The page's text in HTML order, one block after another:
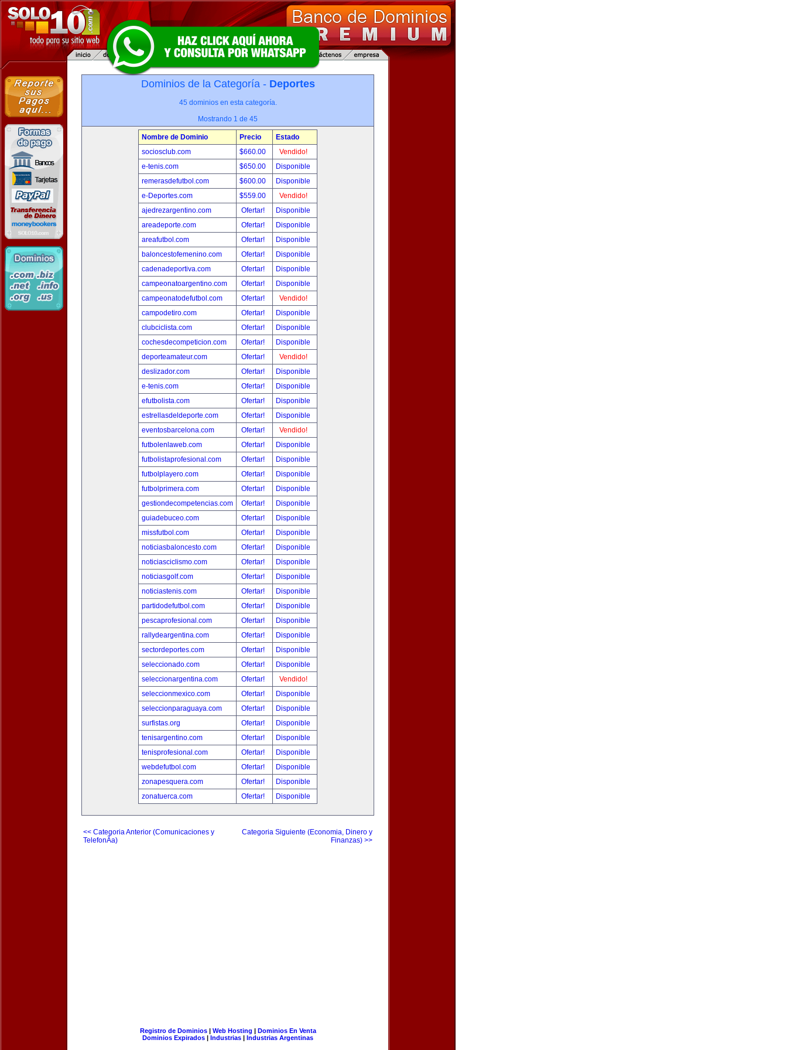
Dominios de la Categoría - Deportes
45 dominios en esta categoría.
Mostrando 1 de 45
Nombre de Dominio Precio
Estado
sociosclub.com
$660.00
Vendido!
e-tenis.com
$650.00
Disponible
remerasdefutbol.com
$600.00
Disponible
e-Deportes.com
$559.00
Vendido!
ajedrezargentino.com
Ofertar!
Disponible
areadeporte.com
Ofertar!
Disponible
areafutbol.com
Ofertar!
Disponible
baloncestofemenino.com
Ofertar!
Disponible
cadenadeportiva.com
Ofertar!
Disponible
campeonatoargentino.com
Ofertar!
Disponible
campeonatodefutbol.com
Ofertar!
Vendido!
campodetiro.com
Ofertar!
Disponible
clubciclista.com
Ofertar!
Disponible
cochesdecompeticion.com
Ofertar!
Disponible
deporteamateur.com
Ofertar!
Vendido!
deslizador.com
Ofertar!
Disponible
e-tenis.com
Ofertar!
Disponible
efutbolista.com
Ofertar!
Disponible
estrellasdeldeporte.com
Ofertar!
Disponible
eventosbarcelona.com
Ofertar!
Vendido!
futbolenlaweb.com
Ofertar!
Disponible
futbolistaprofesional.com
Ofertar!
Disponible
futbolplayero.com
Ofertar!
Disponible
futbolprimera.com
Ofertar!
Disponible
gestiondecompetencias.com
Ofertar!
Disponible
guiadebuceo.com
Ofertar!
Disponible
missfutbol.com
Ofertar!
Disponible
noticiasbaloncesto.com
Ofertar!
Disponible
noticiasciclismo.com
Ofertar!
Disponible
noticiasgolf.com
Ofertar!
Disponible
noticiastenis.com
Ofertar!
Disponible
partidodefutbol.com
Ofertar!
Disponible
pescaprofesional.com
Ofertar!
Disponible
rallydeargentina.com
Ofertar!
Disponible
sectordeportes.com
Ofertar!
Disponible
seleccionado.com
Ofertar!
Disponible
seleccionargentina.com
Ofertar!
Vendido!
seleccionmexico.com
Ofertar!
Disponible
seleccionparaguaya.com
Ofertar!
Disponible
surfistas.org
Ofertar!
Disponible
tenisargentino.com
Ofertar!
Disponible
tenisprofesional.com
Ofertar!
Disponible
webdefutbol.com
Ofertar!
Disponible
zonapesquera.com
Ofertar!
Disponible
zonatuerca.com
Ofertar! Disponible
<< Categoria Anterior (Comunicaciones y
TelefonÃ­a)
Categoria Siguiente (Economia, Dinero y
Finanzas) >>
Registro de Dominios| Web Hosting | Dominios En Venta
Dominios Expirados | Industrias | Industrias Argentinas